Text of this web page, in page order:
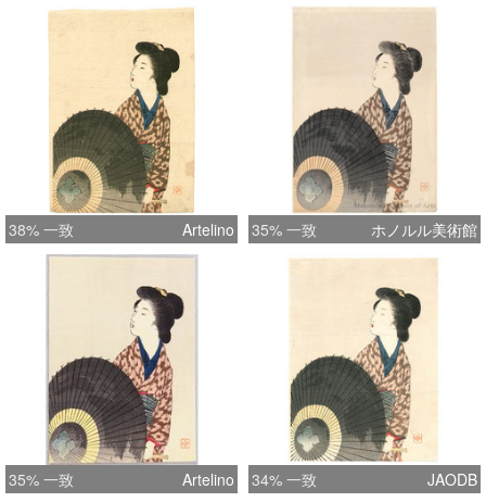
38% 一致 Artelino 35% 一致 ホノルル美術館
35% 一致 Artelino 34% 一致 JAODB